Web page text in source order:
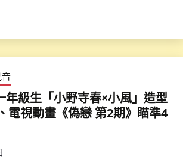
年級生「小野寺春×小風」造型
電視動畫《偽戀 第2期》瞄準4